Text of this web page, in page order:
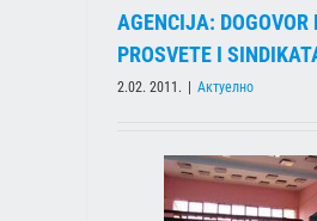
AGENCIJA:
PROSVETE I
2.02. 2011. | Актуелно